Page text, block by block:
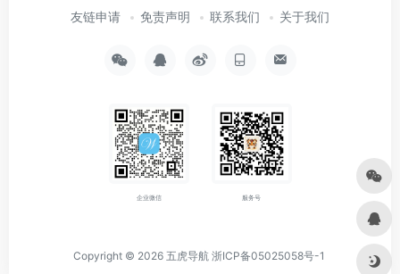
友链申请 免责声明 联系我们 关于我们
企业微信 服务号
Copyright © 2026 五虎导航 浙ICP备05025058号-1